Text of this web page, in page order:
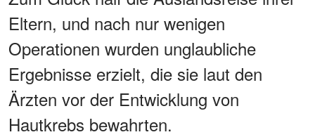
Eltern, und nach nur wenigen
Operationen wurden unglaubliche
Ergebnisse erzielt, die sie laut den
Ärzten vor der Entwicklung von
Hautkrebs bewahrten.